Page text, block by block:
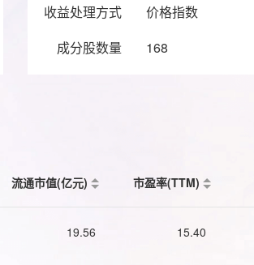
收益处理方式
价格指数
成分股数量
168
流通市值(亿元) 市盈率(TTM)
19.56 15.40